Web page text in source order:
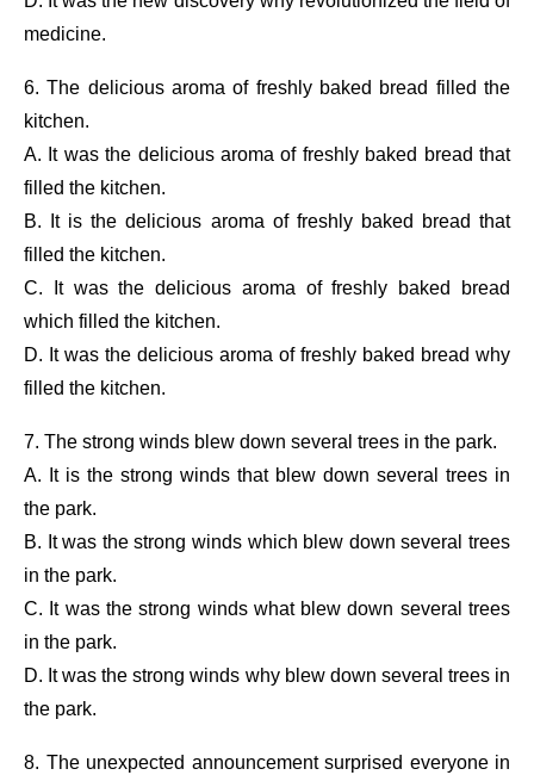
medicine.
6. The delicious aroma of freshly baked bread filled the
kitchen.
A. It was the delicious aroma of freshly baked bread that
filled the kitchen.
B. It is the delicious aroma of freshly baked bread that
filled the kitchen.
C. It was the delicious aroma of freshly baked bread
which filled the kitchen.
D. It was the delicious aroma of freshly baked bread why
filled the kitchen.
7. The strong winds blew down several trees in the park.
A. It is the strong winds that blew down several trees in
the park.
B. It was the strong winds which blew down several trees
in the park.
C. It was the strong winds what blew down several trees
in the park.
D. It was the strong winds why blew down several trees in
the park.
8. The unexpected announcement surprised everyone in